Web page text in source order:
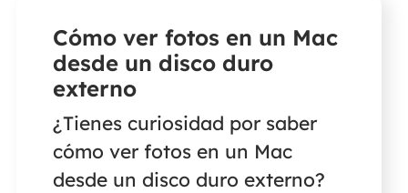
Cómo ver fotos en un Mac
desde un disco duro
externo
¿Tienes curiosidad por saber
cómo ver fotos en un Mac
desde un disco duro externo?